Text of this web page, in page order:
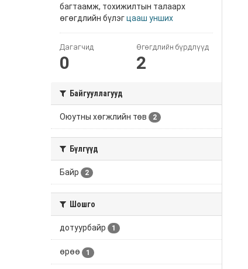
багтаамж, тохижилтын талаарх
өгөгдлийн бүлэгцааш унших
Дагагчид
0
Өгөгдлийн бүрдлүүд
2
Байгууллагууд
Оюутны хөгжлийн төв 2
Бүлгүүд
Байр 2
Шошго
дотуурбайр 1
өрөө 1